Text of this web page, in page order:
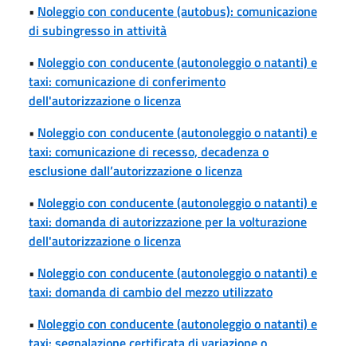
• Noleggio con conducente (autobus): comunicazione
di subingresso in attività
• Noleggio con conducente (autonoleggio o natanti) e
taxi: comunicazione di conferimento
dell'autorizzazione o licenza
• Noleggio con conducente (autonoleggio o natanti) e
taxi: comunicazione di recesso, decadenza o
esclusione dall’autorizzazione o licenza
• Noleggio con conducente (autonoleggio o natanti) e
taxi: domanda di autorizzazione per la volturazione
dell'autorizzazione o licenza
• Noleggio con conducente (autonoleggio o natanti) e
taxi: domanda di cambio del mezzo utilizzato
• Noleggio con conducente (autonoleggio o natanti) e